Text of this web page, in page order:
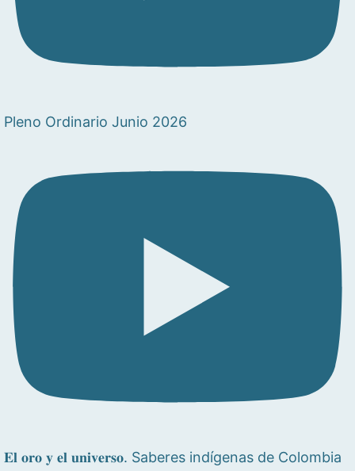
Pleno Ordinario Junio 2026
𝐄𝐥 𝐨𝐫𝐨 𝐲 𝐞𝐥 𝐮𝐧𝐢𝐯𝐞𝐫𝐬𝐨. Saberes indígenas de Colombia